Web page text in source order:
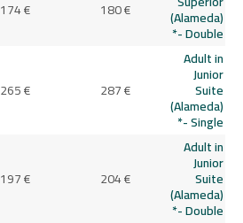
(Alameda)
- Double*
180 €
174 €
Adult in
Junior
Suite
(Alameda)
- Single*
287 €
265 €
Adult in
Junior
Suite
(Alameda)
- Double*
204 €
197 €